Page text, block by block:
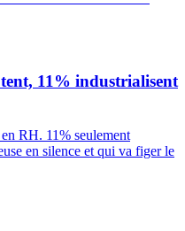
11% industrialisent
RH. 11% seulement
en silence et qui va figer le